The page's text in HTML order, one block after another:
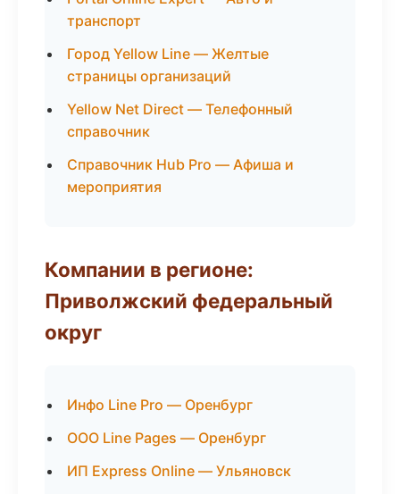
транспорт
Город Yellow Line — Желтые
страницы организаций
Yellow Net Direct — Телефонный
справочник
Справочник Hub Pro — Афиша и
мероприятия
Компании в регионе:
Приволжский федеральный
округ
Инфо Line Pro — Оренбург
ООО Line Pages — Оренбург
ИП Express Online — Ульяновск